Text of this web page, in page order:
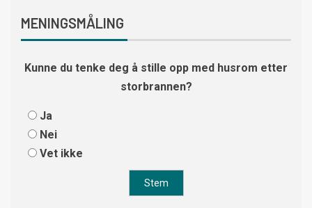
MENINGSMÅLING
Kunne du tenke deg å stille opp med husrom etter
storbrannen?
Ja
Nei
Vet ikke